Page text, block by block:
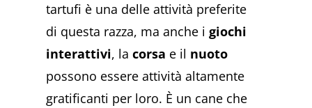
tartufi è una delle attività preferite
di questa razza, ma anche igiochi
interattivi, lacorsa e il nuoto
possono essere attività altamente
gratificanti per loro. È un cane che